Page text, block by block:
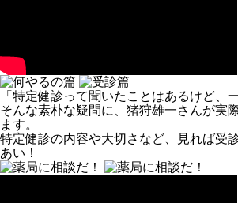
「特定健診って聞いたことはあるけど、
そんな素朴な疑問に、猪狩雄一さんが実
ます。
特定健診の内容や大切さなど、見れば受
あい！